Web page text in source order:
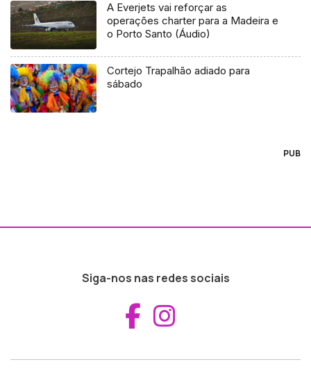
A Everjets vai reforçar as
operações charter para a Madeira e
o Porto Santo (Áudio)
Cortejo Trapalhão adiado para
sábado
PUB
Siga-nos nas redes sociais
Aceder ao